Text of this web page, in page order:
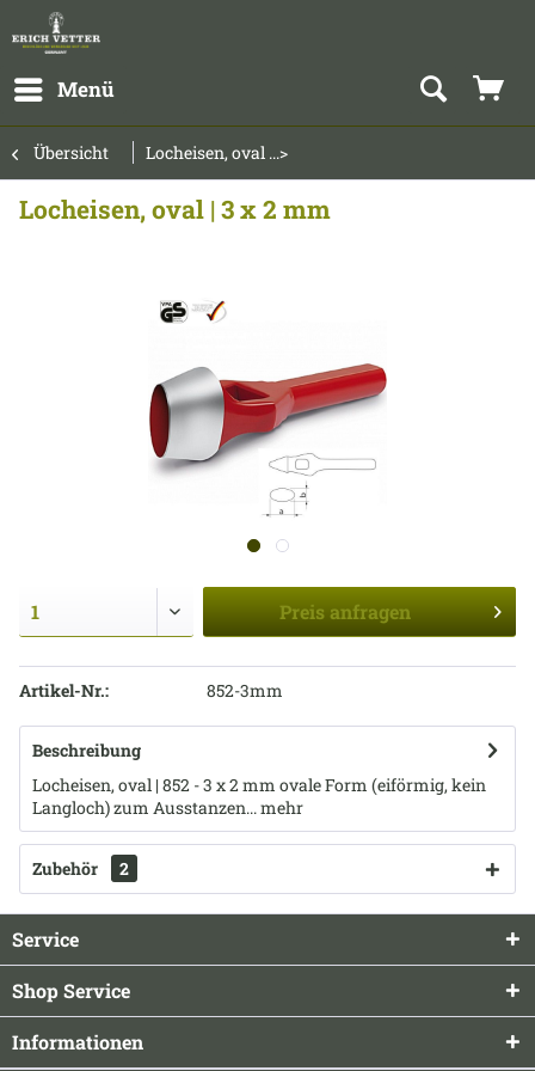
Menü
Übersicht Locheisen, oval ...>
Locheisen, oval | 3 x 2 mm
Preis anfragen
Artikel-Nr.: 852-3mm
Beschreibung
Locheisen, oval | 852 - 3 x 2 mm ovale Form (eiförmig, kein
Langloch) zum Ausstanzen...mehr
Zubehör 2
Service
Shop Service
Informationen